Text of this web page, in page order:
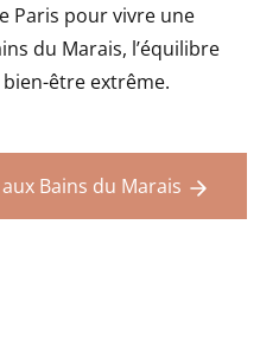
Paris pour vivre une
du Marais, l’équilibre
être extrême.
Bains du Marais